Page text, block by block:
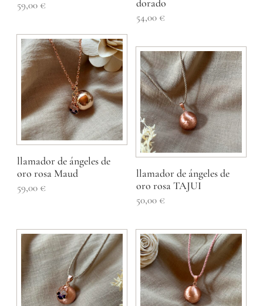
59,00 € dorado
54,00 €
llamador de ángeles de
oro rosa Maud
59,00 €
llamador de ángeles de
oro rosa TAJUI
50,00 €